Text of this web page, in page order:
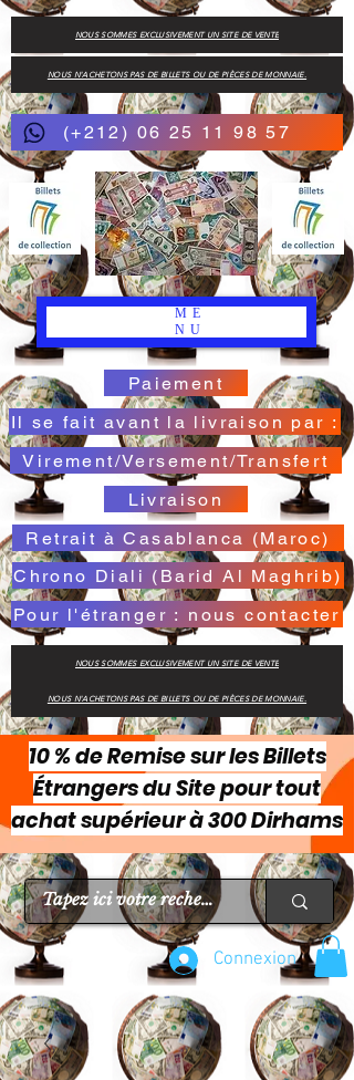
(+212) 06 25 11 98 57
ME
NU
Paiement
Virement/Versement/Transfert
Livraison
Retrait à Casablanca (Maroc)
Il se fait avant la livraison par :
Chrono Diali (Barid Al Maghrib)
NOUS N'ACHETONS PAS DE BILLETS OU DE PIÈCES DE MONNAIE.
NOUS SOMMES EXCLUSIVEMENT UN SITE DE VENTE
Pour l'étranger : nous contacter
NOUS SOMMES EXCLUSIVEMENT UN SITE DE VENTE
NOUS N'ACHETONS PAS DE BILLETS OU DE PIÈCES DE MONNAIE.
10 % de Remise sur les Billets
Étrangers du Site pour tout
achat supérieur à 300 Dirhams
Connexion